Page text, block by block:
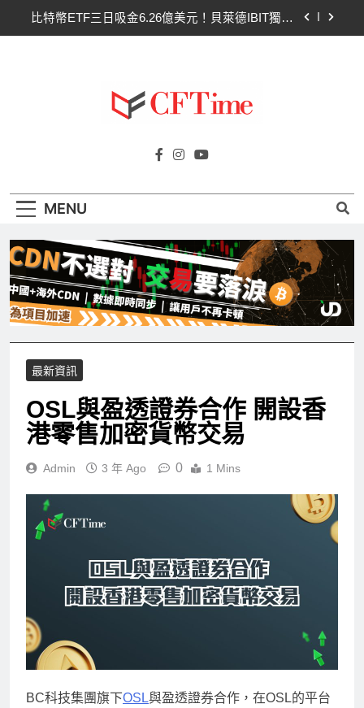
比特幣ETF三日吸金6.26億美元！貝萊德IBIT獨佔
以太幣區間壓縮！100日均線1,920成關鍵 期貨槓
桿比率逼近0.65
比特幣ETF三日吸金6.26億美元！貝萊德IBIT獨佔
CLARITY法案最後闖關！開發者免責與總統道德條
Cftime.io
AI（ChatGPT）、區塊鏈、NFT、加密貨
MENU
最新資訊
OSL與盈透證券合作 開設香
港零售加密貨幣交易
Admin 3 年 Ago 0 1 Mins
BC科技集團旗下OSL與盈透證券合作，在OSL的平台